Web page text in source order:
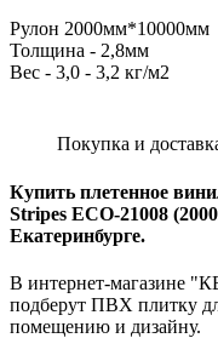
Рулон 2000мм*10000мм
Толщина - 2,8мм
Вес - 3,0 - 3,2 кг/м2
Покупка и
Купить плетенное
Stripes ECO-21008
Екатеринбурге.
В интернет-магазине
подберут ПВХ плитку
помещению и дизайну.